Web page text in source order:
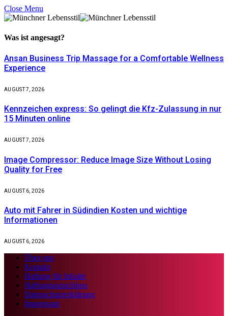
Close Menu
Was ist angesagt?
Ansan Business Trip Massage for a Comfortable Wellness
Experience
AUGUST 7, 2026
Kennzeichen express: So gelingt die Kfz-Zulassung in nur
15 Minuten online
AUGUST 7, 2026
Image Compressor: Reduce Image Size Without Losing
Quality for Free
AUGUST 6, 2026
Auto mit Fahrer in Südindien Kosten und wichtige
Informationen
AUGUST 6, 2026
Über uns
Kontakt
Haftung für Inhalte
Haftungsausschluss
Datenschutzerklärung
Impressum